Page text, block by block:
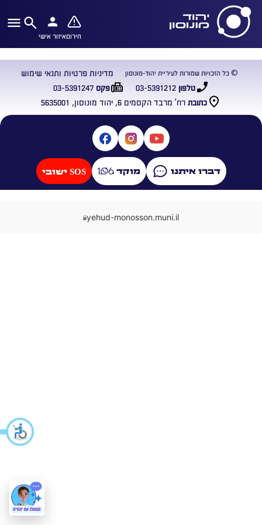
חירוםאיזור אישי
כתובת רח’ מרבד הקסמים 6, יהוד מונוסון, 5635001
טלפון03-5391212 פקס03-5391247
© כל הזכויות שמורות לעיריית יהוד-מונוסון מדיניות פרטיות ותנאי שימוש
דברו איתנו מוקד SOS ישובי
yehud-monosson.muni.il